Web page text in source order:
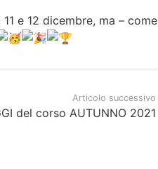
e 12 dicembre, ma – come
Articolo successivo
del corso AUTUNNO 2021